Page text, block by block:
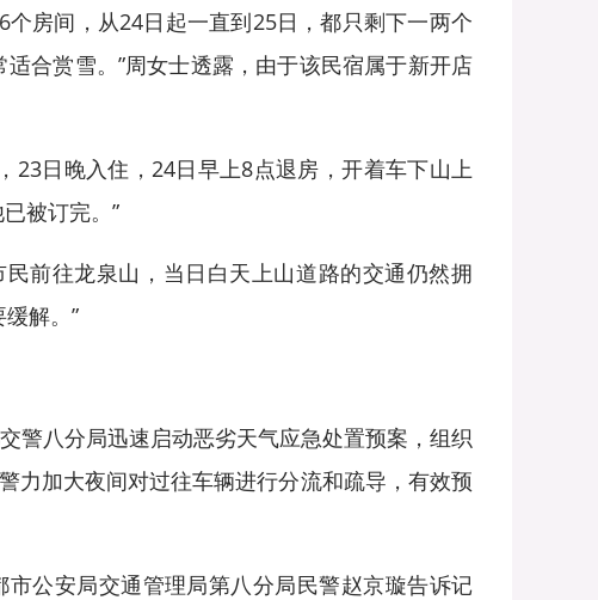
房间，从24日起一直到25日，都只剩下一两个
合赏雪。”周女士透露，由于该民宿属于新开店
日晚入住，24日早上8点退房，开着车下山上
被订完。”
前往龙泉山，当日白天上山道路的交通仍然拥
解。”
八分局迅速启动恶劣天气应急处置预案，组织
力加大夜间对过往车辆进行分流和疏导，有效预
公安局交通管理局第八分局民警赵京璇告诉记